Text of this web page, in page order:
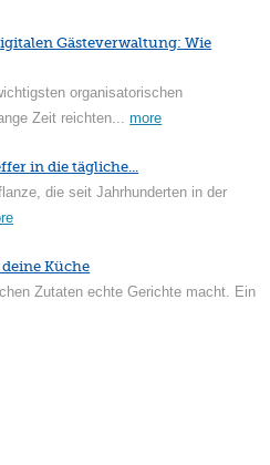
Gästeverwaltung: Wie
organisatorischen
Zeit reichten...more
in die tägliche...
die seit Jahrhunderten in der
Küche
Zutaten echte Gerichte macht. Ein